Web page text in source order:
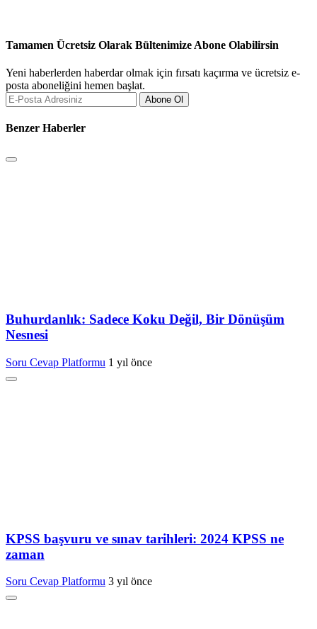
Tamamen Ücretsiz Olarak Bültenimize Abone Olabilirsin
Yeni haberlerden haberdar olmak için fırsatı kaçırma ve ücretsiz e-
posta aboneliğini hemen başlat.
Abone Ol
Benzer Haberler
Buhurdanlık: Sadece Koku Değil, Bir Dönüşüm
Nesnesi
Soru Cevap Platformu 1 yıl önce
KPSS başvuru ve sınav tarihleri: 2024 KPSS ne
zaman
Soru Cevap Platformu 3 yıl önce